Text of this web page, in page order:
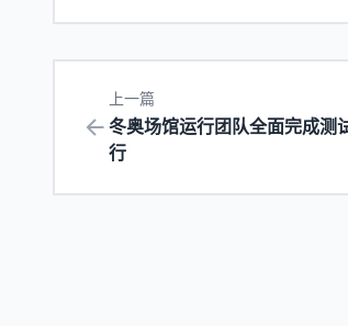
上一篇
冬奥场馆运行团队全面完成
行